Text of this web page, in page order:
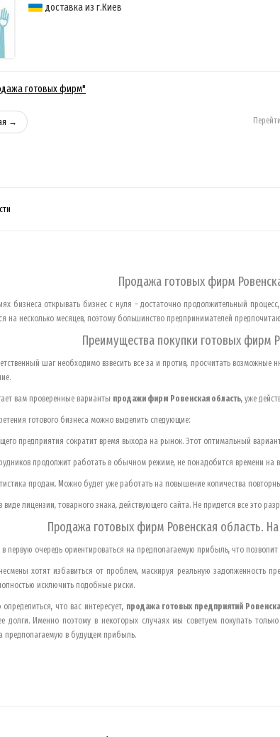
доставка из г.Киев
готовых фирм"
→
Продажа готовых фирм
бизнеса открывать бизнес с нуля – достаточно продолжительный
на несколько месяцев, поэтому большинство предпринимателей
Преимущества покупки готовых фирм
шаг необходимо взвесить все за и против, просчитать
вам проверенные варианты продажи фирм Ровенская область, уже
готового бизнеса можно выделить следующие:
предприятия сократит время выхода на рынок. Этот оптимальный
продолжит работать в обычном режиме, не понадобится времени на
продаж. Можно будет уже работать на повышение количества
виде лицензии, товарного знака, действующего сайта. Не придется все это
Продажа готовых фирм Ровенская область.
первую очередь ориентироваться на предполагаемую прибыль, что
хотят избавиться от проблем, маскируя реальную задолженность
исключить подобные риски.
что вас интересует, продажа готовых предприятий
долги. Именно поэтому в некоторых случаях мы советуем покупать
предполагаемую в будущем прибыль.